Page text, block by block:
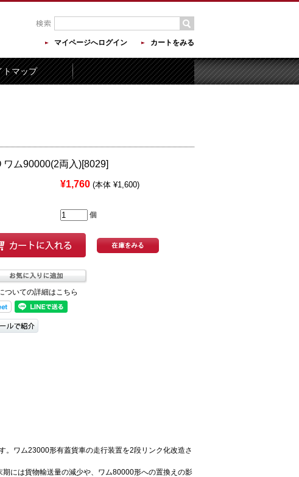
マイページへログイン カートをみる
トマップ
ワム90000(2両入)[8029]
¥1,760 (本体 ¥1,600)
個
ついての詳細はこちら
ワム23000形有蓋貨車の走行装置を2段リンク化改造さ
には貨物輸送量の減少や、ワム80000形への置換えの影